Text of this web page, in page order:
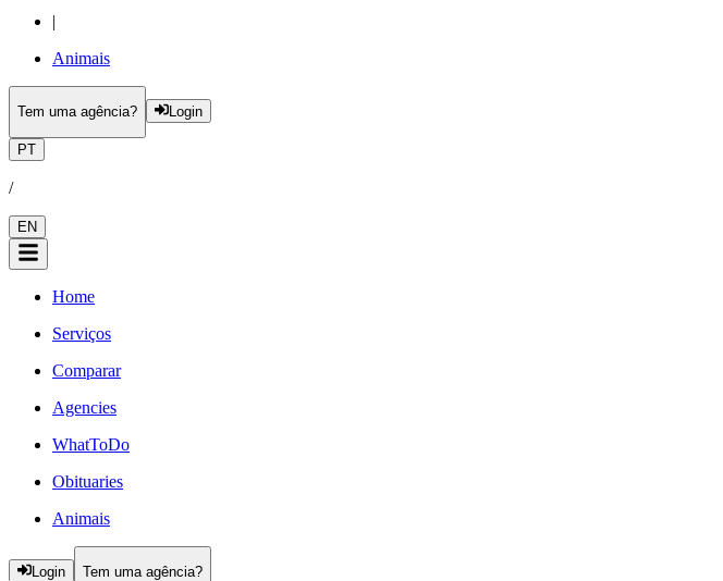
|
Animais
Tem uma agência? Login
PT
/
EN
Home
Serviços
Comparar
Agencies
WhatToDo
Obituaries
Animais
Login Tem uma agência?